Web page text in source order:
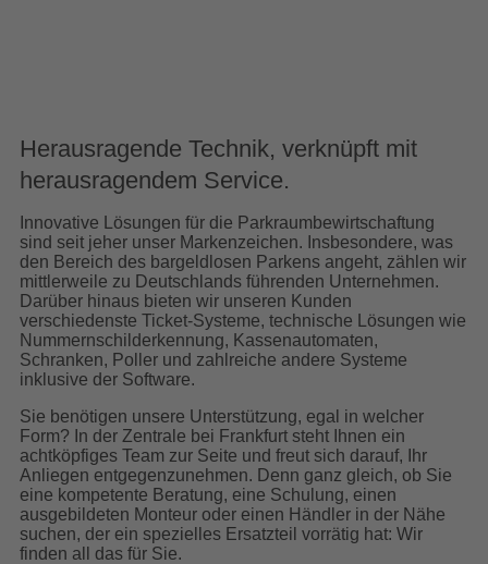
Herausragende Technik, verknüpft mit
herausragendem Service.
Innovative Lösungen für die Parkraumbewirtschaftung
sind seit jeher unser Markenzeichen. Insbesondere, was
den Bereich des bargeldlosen Parkens angeht, zählen wir
mittlerweile zu Deutschlands führenden Unternehmen.
Darüber hinaus bieten wir unseren Kunden
verschiedenste Ticket-Systeme, technische Lösungen wie
Nummernschilderkennung, Kassenautomaten,
Schranken, Poller und zahlreiche andere Systeme
inklusive der Software.
Sie benötigen unsere Unterstützung, egal in welcher
Form? In der Zentrale bei Frankfurt steht Ihnen ein
achtköpfiges Team zur Seite und freut sich darauf, Ihr
Anliegen entgegenzunehmen. Denn ganz gleich, ob Sie
eine kompetente Beratung, eine Schulung, einen
ausgebildeten Monteur oder einen Händler in der Nähe
suchen, der ein spezielles Ersatzteil vorrätig hat: Wir
finden all das für Sie.